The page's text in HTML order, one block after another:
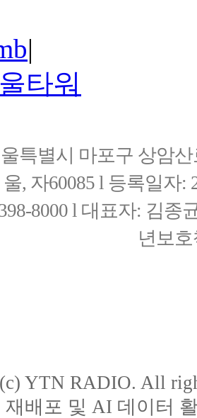
|
타워
특별시 마포구 상암
울, 자60085 l 등록일자:
8000 l 대표자: 김종
년보
YTN RADIO. All
재배포 및 AI 데이터